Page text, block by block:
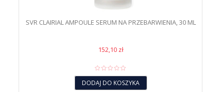
SVR CLAIRIAL AMPOULE SERUM NA PRZEBARWIENIA, 30 ML
152,10 zł
DODAJ DO KOSZYKA